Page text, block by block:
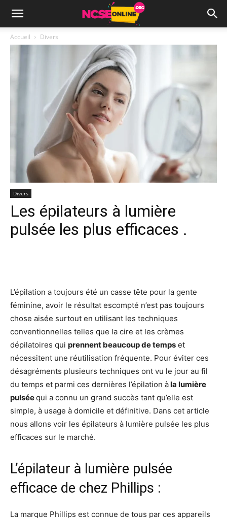
Accueil Divers
Divers
Les épilateurs à lumière
pulsée les plus efficaces .
L’épilation a toujours été un casse tête pour la gente
féminine, avoir le résultat escompté n’est pas toujours
chose aisée surtout en utilisant les techniques
conventionnelles telles que la cire et les crèmes
dépilatoires qui prennent beaucoup de temps et
nécessitent une réutilisation fréquente. Pour éviter ces
désagréments plusieurs techniques ont vu le jour au fil
du temps et parmi ces dernières l’épilation àla lumière
pulséequi a connu un grand succès tant qu’elle est
simple, à usage à domicile et définitive. Dans cet article
nous allons voir les épilateurs à lumière pulsée les plus
efficaces sur le marché.
L’épilateur à lumière pulsée
efficace de chez Phillips :
La marque Phillips est connue de tous par ces appareils